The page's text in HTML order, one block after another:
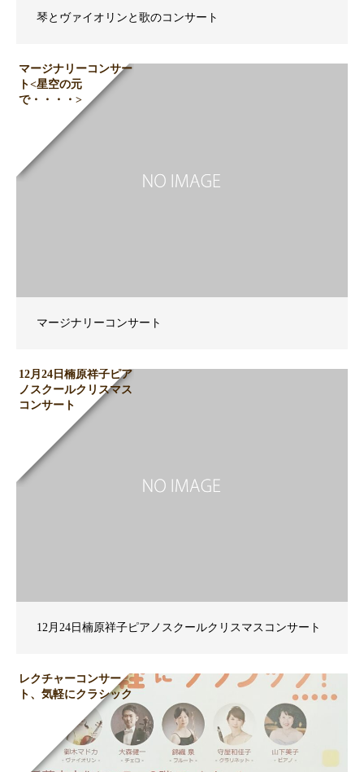
琴とヴァイオリンと歌のコンサート
マージナリーコンサー
ト<星空の元
で・・・・>
マージナリーコンサート
12月24日楠原祥子ピア
ノスクールクリスマス
コンサート
12月24日楠原祥子ピアノスクールクリスマスコンサート
レクチャーコンサー
ト、気軽にクラシック